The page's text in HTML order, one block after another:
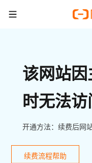
该网站
时无法访
开通方法：续费后网
续费流程帮助